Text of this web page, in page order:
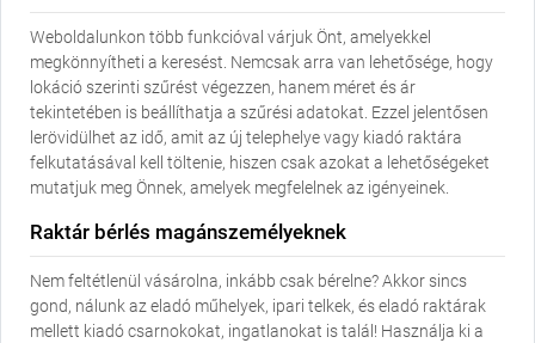
Szintkülönbség
Szintterületi mutató
Szolgalmi jog
Targonca
Teherhordó szerkezet Telek
Településrendezési
terv
Tulajdoni lap
Tulajdonjog
fenntartása
Tűzfal
Tűzvédelem
Tűzveszélyességi
besorolás
Üzemeltetési díj
Weboldalunkon több funkcióval várjuk Önt, amelyekkel
megkönnyítheti a keresést. Nemcsak arra van lehetősége, hogy
lokáció szerinti szűrést végezzen, hanem méret és ár
tekintetében is beállíthatja a szűrési adatokat. Ezzel jelentősen
lerövidülhet az idő, amit az új telephelye vagy kiadó raktára
felkutatásával kell töltenie, hiszen csak azokat a lehetőségeket
mutatjuk meg Önnek, amelyek megfelelnek az igényeinek.
Raktár bérlés magánszemélyeknek
Nem feltétlenül vásárolna, inkább csak bérelne? Akkor sincs
gond, nálunk az eladó műhelyek, ipari telkek, és eladó raktárak
mellett kiadó csarnokokat, ingatlanokat is talál! Használja ki a